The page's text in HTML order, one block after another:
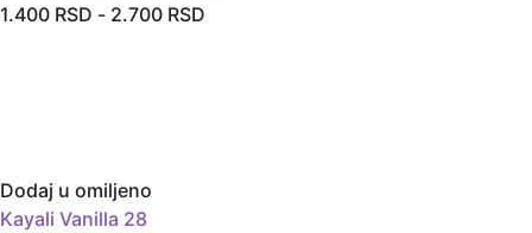
1.400 RSD - 2.700 RSD
Dodaj u omiljeno
Kayali Vanilla 28